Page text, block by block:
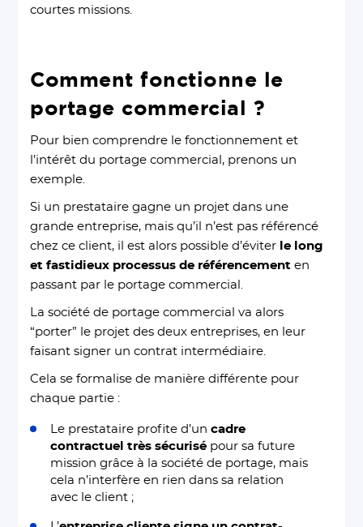
courtes missions.
Comment fonctionne le
portage commercial ?
Pour bien comprendre le fonctionnement et
l’intérêt du portage commercial, prenons un
exemple.
Si un prestataire gagne un projet dans une
grande entreprise, mais qu’il n’est pas référencé
chez ce client, il est alors possible d’éviter le long
et fastidieux processus de référencement en
passant par le portage commercial.
La société de portage commercial va alors
“porter” le projet des deux entreprises, en leur
faisant signer un contrat intermédiaire.
Cela se formalise de manière différente pour
chaque partie :
Le prestataire profite d’uncadre
contractuel très sécurisé pour sa future
mission grâce à la société de portage, mais
cela n’interfère en rien dans sa relation
avec le client ;